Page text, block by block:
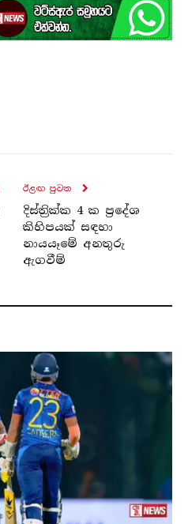
ඊළඟ පුව​ත
දිස්ත්‍රික්ක 4 ක ප්‍රදේශ
කිහිපයක් සඳහා
නායයෑමේ අනතුරු
ඇගවීම්